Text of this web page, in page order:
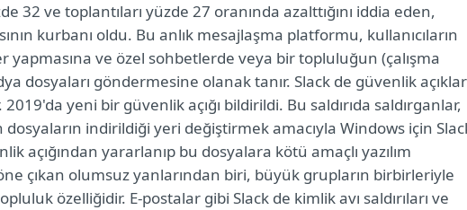
32 ve toplantıları yüzde 27 oranında azalttığını iddia eden,
kurbanı oldu. Bu anlık mesajlaşma platformu, kullanıcıların
ve özel sohbetlerde veya bir topluluğun (çalışma
dosyaları göndermesine olanak tanır. Slack de güvenlik
yeni bir güvenlik açığı bildirildi. Bu saldırıda saldırganlar,
indirildiği yeri değiştirmek amacıyla Windows için
açığından yararlanıp bu dosyalara kötü amaçlı yazılım
çıkan olumsuz yanlarından biri, büyük grupların birbirleriyle
özelliğidir. E-postalar gibi Slack de kimlik avı saldırıları ve